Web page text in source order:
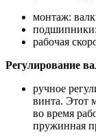
монтаж:
рабочая
Регулирование
ручное
винта. Этот
во время
пружинная